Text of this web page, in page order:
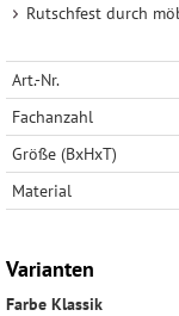
Rutschfest durch
Art.-Nr.
Fachanzahl
Größe (BxHxT)
Material
Varianten
Farbe Klassik